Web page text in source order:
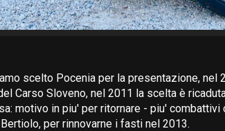
scelto Pocenia per la presentazione, nel
Carso Sloveno, nel 2011 la scelta è
motivo in piu' per ritornare - piu' combattivi
per rinnovarne i fasti nel 2013.